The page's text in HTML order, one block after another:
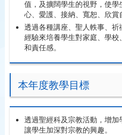
值，及擴闊學生的視野，使學
心、愛護、接納、寬恕、欣賞
透過各種講座、聖人軼事、
經驗來培養學生對家庭、學
和責任感。
本年度教學目標
透過聖經科及宗教活動，增加
讓學生加深對宗教的興趣。